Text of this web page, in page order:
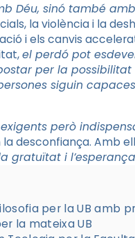
Déu, sinó també
la violència i la
i els canvis
el perdó pot
per la possibilitat
siguin
però
desconfiança. Amb
gratuïtat i l’esperança
per la UB amb
la mateixa UB